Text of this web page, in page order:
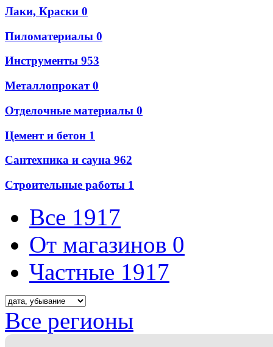
Лаки, Краски 0
Пиломатериалы 0
Инструменты 953
Металлопрокат0
Отделочные материалы 0
Цемент и бетон 1
Сантехника и сауна 962
Строительные работы 1
Все 1917
От магазинов 0
Частные 1917
Все регионы